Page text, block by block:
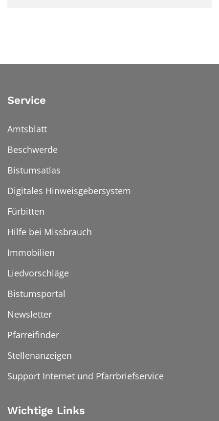
Service
Amtsblatt
Beschwerde
Bistumsatlas
Digitales Hinweisgebersystem
Fürbitten
Hilfe bei Missbrauch
Immobilien
Liedvorschläge
Bistumsportal
Newsletter
Pfarreifinder
Stellenanzeigen
Support Internet und Pfarrbriefservice
Wichtige Links